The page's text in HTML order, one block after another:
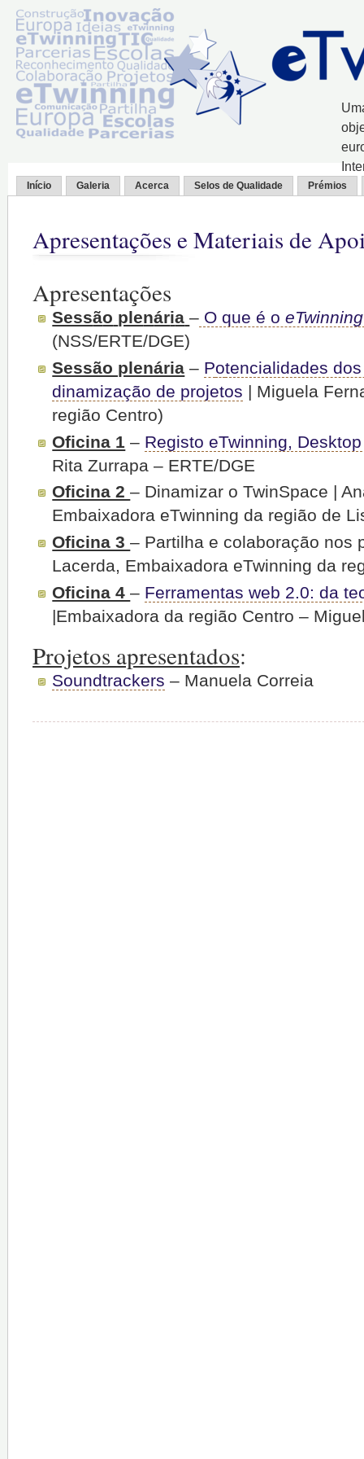
Início Galeria Acerca Selos de Qualidade Prémios
Apresentações e Materiais de
Apresentações
Sessão plenária – O que é o eTwinning
(NSS/ERTE/DGE)
Sessão plenária – Potencialidades dos
dinamização de projetos | Miguela
região Centro)
Oficina 1 – Registo eTwinning,
Rita Zurrapa – ERTE/DGE
Oficina 2– Dinamizar o TwinSpace |
Embaixadora eTwinning da região de
Oficina 3– Partilha e colaboração nos
Lacerda, Embaixadora eTwinning da
Oficina 4– Ferramentas web 2.0: da
|Embaixadora da região Centro –
Projetos apresentados:
Soundtrackers – Manuela Correia